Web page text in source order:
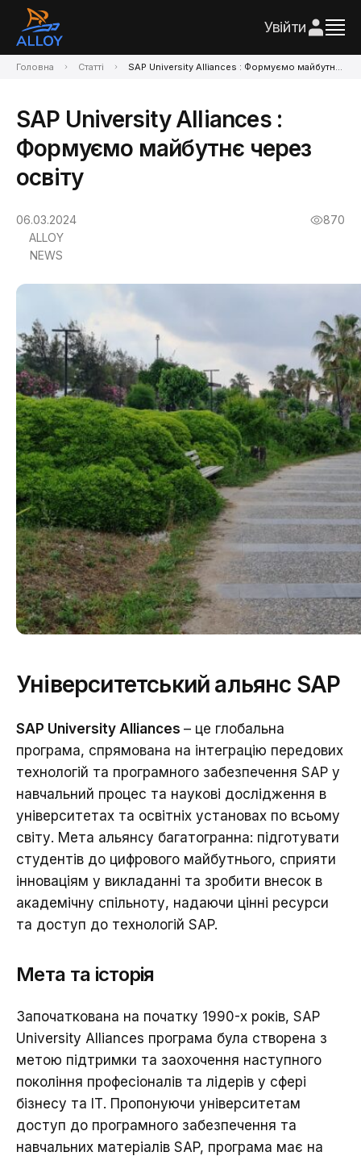
Увійти
Головна Статті SAP University Alliances : Формуємо майбутнє через освіту
SAP University Alliances :
Формуємо майбутнє через
освіту
06.03.2024
ALLOY
NEWS
870
Університетський альянс SAP
SAP University Alliances – це глобальна
програма, спрямована на інтеграцію передових
технологій та програмного забезпечення SAP у
навчальний процес та наукові дослідження в
університетах та освітніх установах по всьому
світу. Мета альянсу багатогранна: підготувати
студентів до цифрового майбутнього, сприяти
інноваціям у викладанні та зробити внесок в
академічну спільноту, надаючи цінні ресурси
та доступ до технологій SAP.
Мета та історія
Започаткована на початку 1990-х років, SAP
University Alliances програма була створена з
метою підтримки та заохочення наступного
покоління професіоналів та лідерів у сфері
бізнесу та ІТ. Пропонуючи університетам
доступ до програмного забезпечення та
навчальних матеріалів SAP, програма має на